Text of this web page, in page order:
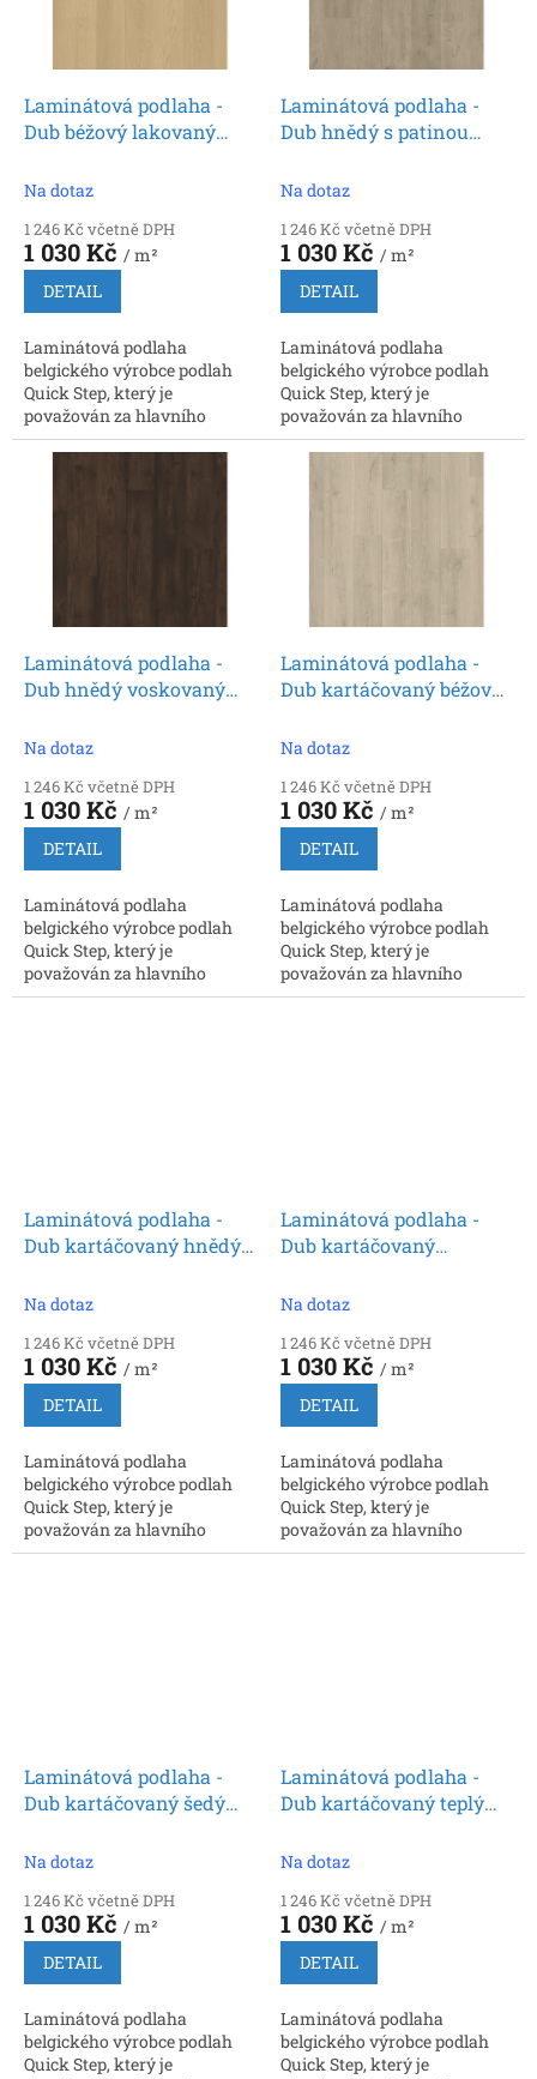
d
u
Laminátová podlaha -
Dub béžový lakovaný
Na dotaz
1 246 Kč včetně DPH
1 030 Kč / m²
DETAIL
Laminátová podlaha
belgického výrobce podlah
Quick Step, který je
považován za hlavního
inovátora a prvního výrobce,
Laminátová podlaha -
Dub hnědý s patinou
Na dotaz
1 246 Kč včetně DPH
1 030 Kč / m²
DETAIL
Laminátová podlaha
belgického výrobce podlah
Quick Step, který je
považován za hlavního
inovátora a prvního výrobce,
který nabídl zámkové
Laminátová podlaha -
Dub hnědý voskovaný
Na dotaz
1 246 Kč včetně DPH
1 030 Kč / m²
DETAIL
Laminátová podlaha
belgického výrobce podlah
Quick Step, který je
považován za hlavního
inovátora a prvního výrobce,
Laminátová podlaha -
Dub kartáčovaný béžový
Na dotaz
1 246 Kč včetně DPH
1 030 Kč / m²
DETAIL
Laminátová podlaha
belgického výrobce podlah
Quick Step, který je
považován za hlavního
inovátora a prvního výrobce,
Laminátová podlaha -
Dub kartáčovaný hnědý
Na dotaz
1 246 Kč včetně DPH
1 030 Kč / m²
DETAIL
Laminátová podlaha
belgického výrobce podlah
Quick Step, který je
považován za hlavního
inovátora a prvního výrobce,
Laminátová podlaha -
Dub kartáčovaný
Step)
Na dotaz
1 246 Kč včetně DPH
1 030 Kč / m²
DETAIL
Laminátová podlaha
belgického výrobce podlah
Quick Step, který je
považován za hlavního
inovátora a prvního výrobce,
Laminátová podlaha -
Dub kartáčovaný šedý
Na dotaz
1 246 Kč včetně DPH
1 030 Kč / m²
DETAIL
Laminátová podlaha
belgického výrobce podlah
Quick Step, který je
Laminátová podlaha -
Dub kartáčovaný teplý
Step)
Na dotaz
1 246 Kč včetně DPH
1 030 Kč / m²
DETAIL
Laminátová podlaha
belgického výrobce podlah
Quick Step, který je